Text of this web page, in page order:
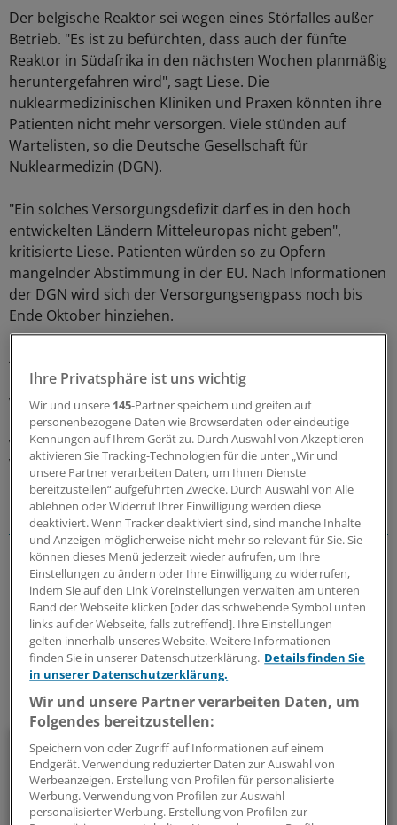
Der belgische Reaktor sei wegen eines Störfalles außer
Betrieb. "Es ist zu befürchten, dass auch der fünfte
Reaktor in Südafrika in den nächsten Wochen planmäßig
heruntergefahren wird", sagt Liese. Die
nuklearmedizinischen Kliniken und Praxen könnten ihre
Patienten nicht mehr versorgen. Viele stünden auf
Wartelisten, so die Deutsche Gesellschaft für
Nuklearmedizin (DGN).
"Ein solches Versorgungsdefizit darf es in den hoch
entwickelten Ländern Mitteleuropas nicht geben",
kritisierte Liese. Patienten würden so zu Opfern
mangelnder Abstimmung in der EU. Nach Informationen
der DGN wird sich der Versorgungsengpass noch bis
Ende Oktober hinziehen.
Als Konsequenz werde nun diskutiert, einen Reaktor in
Deutschland - in Garching bei München - zur Produktion
von radioaktiven Arzneimitteln zu nutzen. Ein von den
EU-Gesundheitsministern einberufenes Gremium
versucht, Lösungen zu finden, um künftig ähnliche
Vorfälle zu vermeiden.
Lesen Sie dazu auch:Experten für Einsatz von Cannabis
bei Schwerstkranken Kassen gegen Cannabistherapie als
GKV-Leistung
0
Schlagworte:
International
Ihr Newsletter zum Thema
Politik & Debatte
Mit diesem Newsletter blicken Sie hinter das tägliche
Geschehen in der Gesundheitspolitik. Mit Analysen,
Ihre Privatsphäre ist uns wichtig
Wir und unsere 145-Partner speichern und greifen auf
personenbezogene Daten wie Browserdaten oder eindeutige
Kennungen auf Ihrem Gerät zu. Durch Auswahl von Akzeptieren
aktivieren Sie Tracking-Technologien für die unter „Wir und
unsere Partner verarbeiten Daten, um Ihnen Dienste
bereitzustellen“ aufgeführten Zwecke. Durch Auswahl von Alle
ablehnen oder Widerruf Ihrer Einwilligung werden diese
deaktiviert. Wenn Tracker deaktiviert sind, sind manche Inhalte
und Anzeigen möglicherweise nicht mehr so relevant für Sie. Sie
können dieses Menü jederzeit wieder aufrufen, um Ihre
Einstellungen zu ändern oder Ihre Einwilligung zu widerrufen,
indem Sie auf den Link Voreinstellungen verwalten am unteren
Rand der Webseite klicken [oder das schwebende Symbol unten
links auf der Webseite, falls zutreffend]. Ihre Einstellungen
gelten innerhalb unseres Website. Weitere Informationen
finden Sie in unserer Datenschutzerklärung. Details finden Sie
in unserer Datenschutzerklärung.
Wir und unsere Partner verarbeiten Daten, um
Folgendes bereitzustellen:
Speichern von oder Zugriff auf Informationen auf einem
Endgerät. Verwendung reduzierter Daten zur Auswahl von
Werbeanzeigen. Erstellung von Profilen für personalisierte
Werbung. Verwendung von Profilen zur Auswahl
personalisierter Werbung. Erstellung von Profilen zur